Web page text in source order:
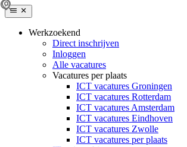
Werkzoekend
Direct inschrijven
Inloggen
Alle vacatures
Vacatures per plaats
ICT vacatures Groningen
ICT vacatures Rotterdam
ICT vacatures Amsterdam
ICT vacatures Eindhoven
ICT vacatures Zwolle
ICT vacatures per plaats